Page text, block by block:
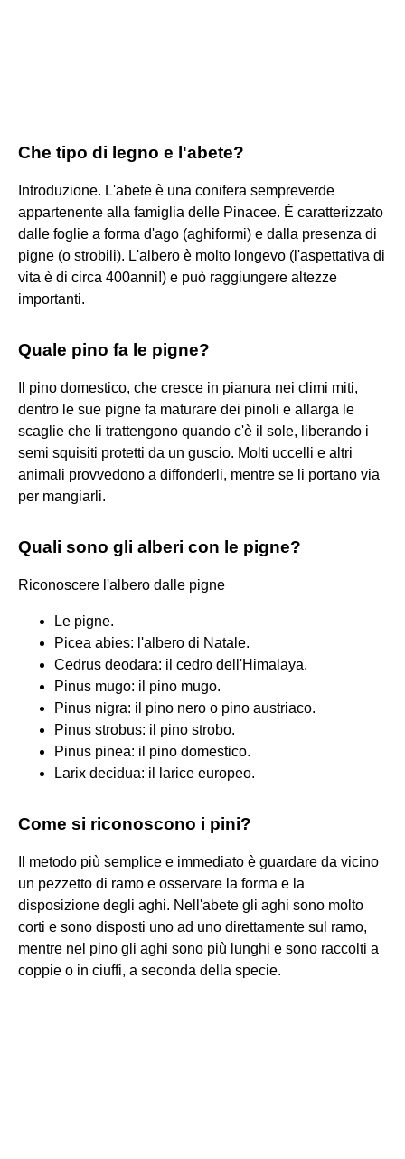
Che tipo di legno e l'abete?
Introduzione. L'abete è una conifera sempreverde
appartenente alla famiglia delle Pinacee. È caratterizzato
dalle foglie a forma d'ago (aghiformi) e dalla presenza di
pigne (o strobili). L'albero è molto longevo (l'aspettativa di
vita è di circa 400anni!) e può raggiungere altezze
importanti.
Quale pino fa le pigne?
Il pino domestico, che cresce in pianura nei climi miti,
dentro le sue pigne fa maturare dei pinoli e allarga le
scaglie che li trattengono quando c'è il sole, liberando i
semi squisiti protetti da un guscio. Molti uccelli e altri
animali provvedono a diffonderli, mentre se li portano via
per mangiarli.
Quali sono gli alberi con le pigne?
Riconoscere l'albero dalle pigne
Le pigne.
Picea abies: l'albero di Natale.
Cedrus deodara: il cedro dell'Himalaya.
Pinus mugo: il pino mugo.
Pinus nigra: il pino nero o pino austriaco.
Pinus strobus: il pino strobo.
Pinus pinea: il pino domestico.
Larix decidua: il larice europeo.
Come si riconoscono i pini?
Il metodo più semplice e immediato è guardare da vicino
un pezzetto di ramo e osservare la forma e la
disposizione degli aghi. Nell'abete gli aghi sono molto
corti e sono disposti uno ad uno direttamente sul ramo,
mentre nel pino gli aghi sono più lunghi e sono raccolti a
coppie o in ciuffi, a seconda della specie.